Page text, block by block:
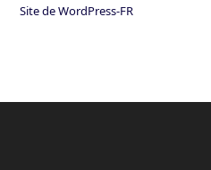
Site de WordPress-FR